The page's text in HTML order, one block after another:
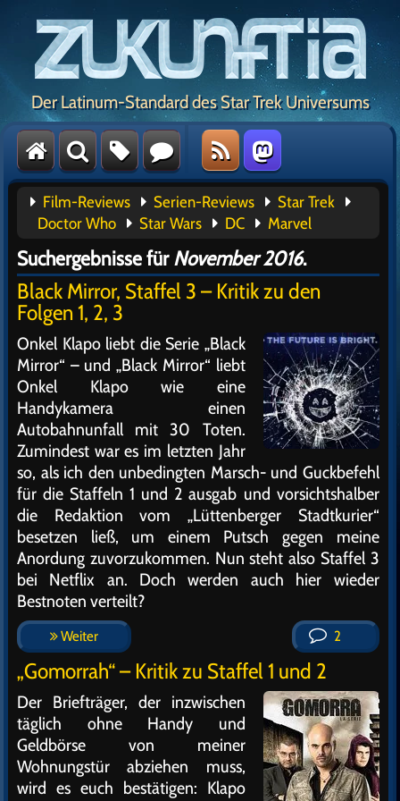
Der Latinum-Standard des Star Trek Universums
Film-Reviews Serien-Reviews
Star Trek
Doctor Who
Star Wars DC Marvel
Suchergebnisse fürNovember 2016.
Black Mirror, Staffel 3 – Kritik zu den
Folgen 1, 2, 3
Onkel Klapo liebt die Serie „Black
Mirror“ – und „Black Mirror“ liebt
Onkel Klapo wie eine
Handykamera einen
Autobahnunfall mit 30 Toten.
Zumindest war es im letzten Jahr
so, als ich den unbedingten Marsch- und Guckbefehl
für die Staffeln 1 und 2 ausgab und vorsichtshalber
die Redaktion vom „Lüttenberger Stadtkurier“
besetzen ließ, um einem Putsch gegen meine
Anordung zuvorzukommen. Nun steht also Staffel 3
bei Netflix an. Doch werden auch hier wieder
Bestnoten verteilt?
Weiter 2
„Gomorrah“ – Kritik zu Staffel 1 und 2
Der Briefträger, der inzwischen
täglich ohne Handy und
Geldbörse von meiner
Wohnungstür abziehen muss,
wird es euch bestätigen: Klapo